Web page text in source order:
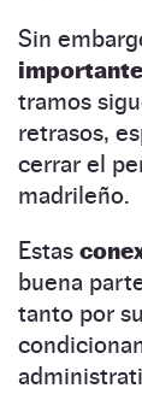
Sin
tramos
retrasos,
cerrar el
madrileño.
Estas
buena
tanto por